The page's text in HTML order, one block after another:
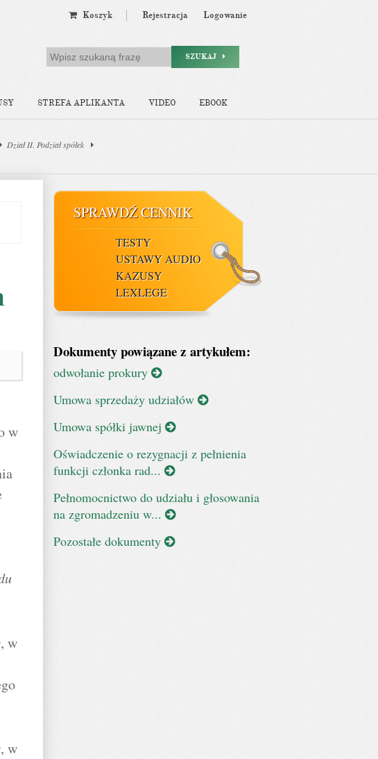
Koszyk Rejestracja Logowanie
SZUKAJ
STREFA APLIKANTA VIDEO EBOOK
Dział II. Podział spółek
w
, w
, w
SPRAWDŹ CENNIK
TESTY
USTAWY AUDIO
KAZUSY
LEXLEGE
Dokumenty powiązane z artykułem:
odwołanie prokury
Umowa sprzedaży udziałów
Umowa spółki jawnej
Oświadczenie o rezygnacji z pełnienia
funkcji członka rad...
Pełnomocnictwo do udziału i głosowania
na zgromadzeniu w...
Pozostałe dokumenty